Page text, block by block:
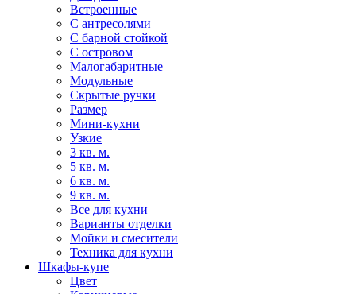
Встроенные
С антресолями
С барной стойкой
С островом
Малогабаритные
Модульные
Скрытые ручки
Размер
Мини-кухни
Узкие
3 кв. м.
5 кв. м.
6 кв. м.
9 кв. м.
Все для кухни
Варианты отделки
Мойки и смесители
Техника для кухни
Шкафы-купе
Цвет